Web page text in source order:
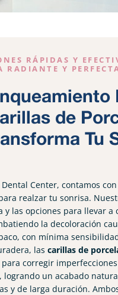
RÁPIDAS Y
RADIANTE Y
de
Tu
Dental Center, contamos
realzar tu sonrisa.
y las opciones para llevar a
la decoloración
con mínima
las carillas de
corregir
logrando un acabado
y de larga duración.